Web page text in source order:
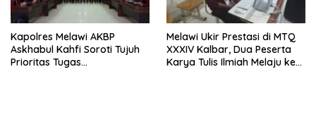
Kapolres Melawi AKBP
Askhabul Kahfi Soroti Tujuh
Prioritas Tugas
Melawi Ukir Prestasi di MTQ
XXXIV Kalbar, Dua Peserta
Karya Tulis Ilmiah Melaju ke